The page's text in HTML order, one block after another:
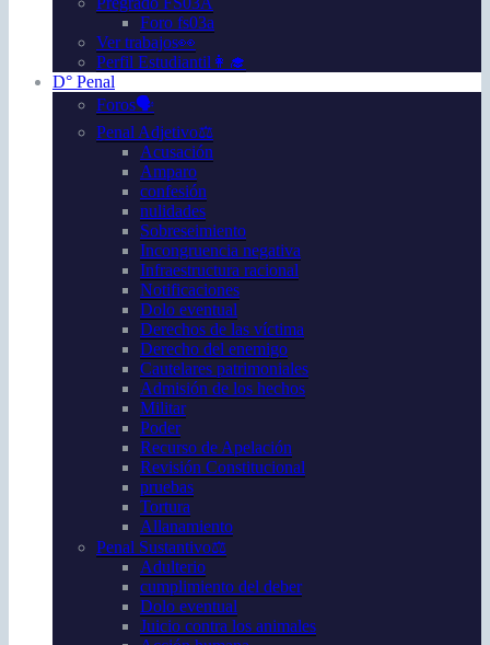
Foro fs03a
Ver trabajos👀
Perfil Estudiantil👩‍🎓
D° Penal
Foros🗣️
Penal Adjetivo⚖️
Acusación
Amparo
confesión
nulidades
Sobreseimiento
Incongruencia negativa
Infraestructura racional
Notificaciones
Dolo eventual
Derechos de las víctima
Derecho del enemigo
Cautelares patrimoniales
Admisión de los hechos
Militar
Poder
Recurso de Apelación
Revisión Constitucional
pruebas
Tortura
Allanamiento
Penal Sustantivo⚖️
Adulterio
cumplimiento del deber
Dolo eventual
Juicio contra los animales